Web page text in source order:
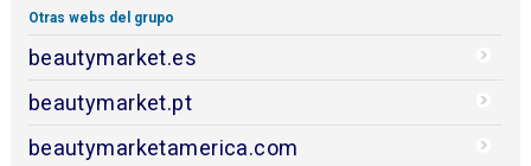
Otras webs del grupo
beautymarket.es
beautymarket.pt
beautymarketamerica.com